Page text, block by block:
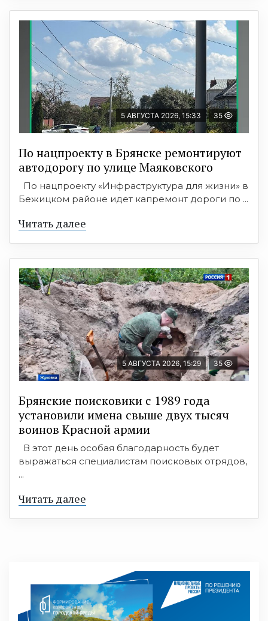
5 АВГУСТА 2026, 15:33 35
По нацпроекту в Брянске ремонтируют
автодорогу по улице Маяковского
По нацпроекту «Инфраструктура для жизни» в
Бежицком районе идет капремонт дороги по ...
Читать далее
5 АВГУСТА 2026, 15:29 35
Брянские поисковики с 1989 года
установили имена свыше двух тысяч
воинов Красной армии
В этот день особая благодарность будет
выражаться специалистам поисковых отрядов,
...
Читать далее